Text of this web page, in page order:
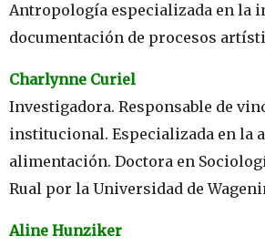
Antropología especializada en la
documentación de procesos
Charlynne Curiel
Investigadora. Responsable de
institucional. Especializada en la
alimentación. Doctora en
Rual por la Universidad de
Aline Hunziker